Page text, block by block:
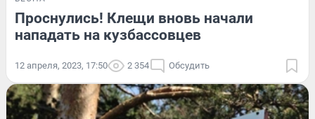
Проснулись! Клещи вновь начали
нападать на кузбассовцев
12 апреля, 2023, 17:50 2 354 Обсудить